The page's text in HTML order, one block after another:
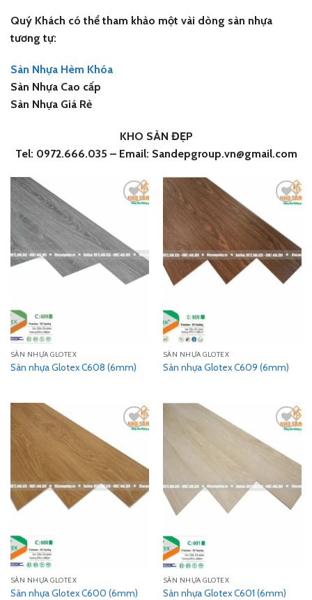
Quý Khách có thể tham khảo một vài dòng sàn nhựa
tương tự:
Sàn Nhựa Hèm Khóa
Sàn Nhựa Cao cấp
Sàn Nhựa Giá Rẻ
KHO SÀN ĐẸP
Tel: 0972.666.035 – Email: Sandepgroup.vn@gmail.com
SÀN NHỰA GLOTEX
Sàn nhựa Glotex C608 (6mm)
wishlist
SÀN NHỰA GLOTEX
Sàn nhựa Glotex C609 (6mm)
wishlist
SÀN NHỰA GLOTEX
Sàn nhựa Glotex C600 (6mm)
wishlist
SÀN NHỰA GLOTEX
Sàn nhựa Glotex C601 (6mm)